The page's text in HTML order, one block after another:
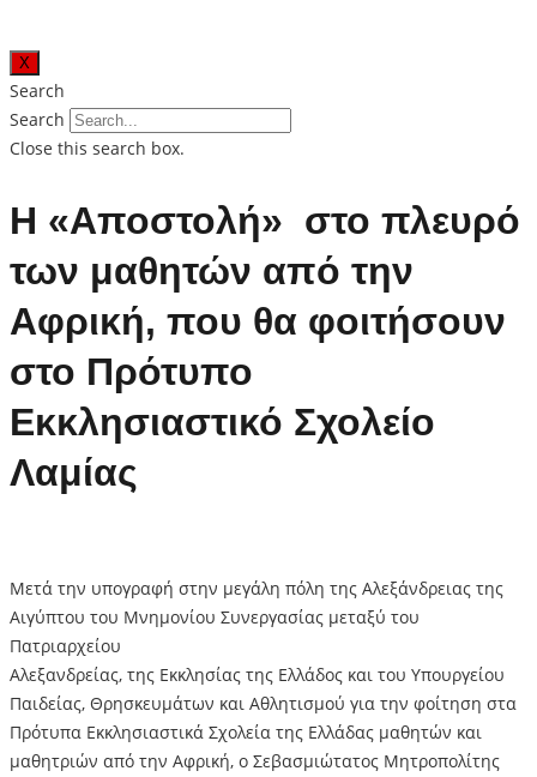
X
Search
Search
Close this search box.
Η «Αποστολή» στο πλευρό
των μαθητών από την
Αφρική, που θα φοιτήσουν
στο Πρότυπο
Εκκλησιαστικό Σχολείο
Λαμίας
Μετά την υπογραφή στην μεγάλη πόλη της Αλεξάνδρειας της
Αιγύπτου του Μνημονίου Συνεργασίας μεταξύ του
Πατριαρχείου
Αλεξανδρείας, της Εκκλησίας της Ελλάδος και του Υπουργείου
Παιδείας, Θρησκευμάτων και Αθλητισμού για την φοίτηση στα
Πρότυπα Εκκλησιαστικά Σχολεία της Ελλάδας μαθητών και
μαθητριών από την Αφρική, ο Σεβασμιώτατος Μητροπολίτης